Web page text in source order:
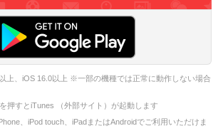
上、iOS 16.0以上 ※一部の機種では正常に動作しない場合
押すとiTunes （外部サイト）が起動します
、iPod touch、iPadまたはAndroidでご利用いただけま